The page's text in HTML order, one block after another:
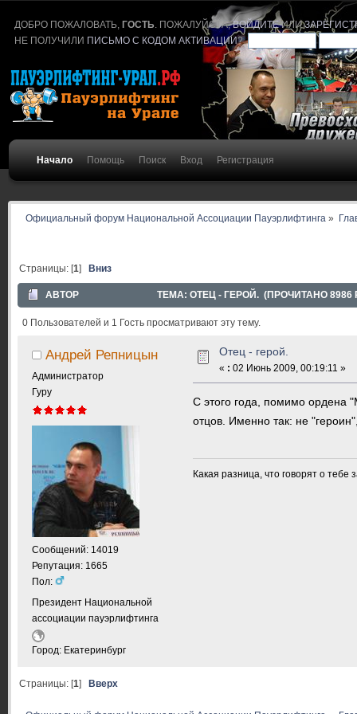
ДОБРО ПОЖАЛОВАТЬ,ГОСТЬ . ПОЖАЛУЙСТА,ВОЙДИТЕИЛИ
НЕ ПОЛУЧИЛИ ПИСЬМО С КОДОМ АКТИВАЦИИ?
Начало Помощь Поиск Вход Регистрация
Официальный форум Национальной Ассоциации Пауэрлифтинга »
Страницы: [1]Вниз
АВТОР ТЕМА: ОТЕЦ - ГЕРОЙ. (ПРОЧИТАНО 8986
0 Пользователей и 1 Гость просматривают эту тему.
Андрей Репницын
Администратор
Гуру
Сообщений: 14019
Репутация: 1665
Пол:
Президент Национальной
ассоциации пауэрлифтинга
Город: Екатеринбург
Отец - герой.
« : 02 Июнь 2009, 00:19:11 »
С этого года, помимо ордена
отцов. Именно так: не
Какая разница, что говорят о
Страницы: [1]Вверх